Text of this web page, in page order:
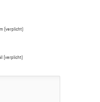
(verplicht)
(verplicht)